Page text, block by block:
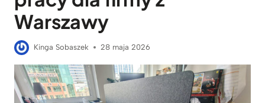
Warszawy
Kinga Sobaszek 28 maja 2026